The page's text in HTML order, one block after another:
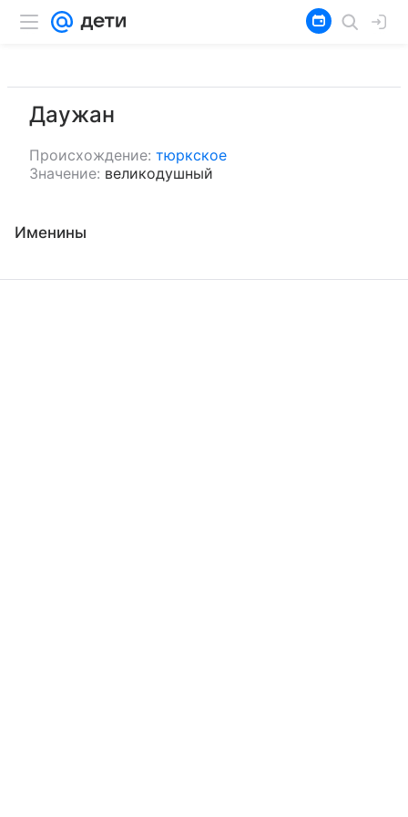
Даужан
Происхождение: тюркское
Значение: великодушный
Именины